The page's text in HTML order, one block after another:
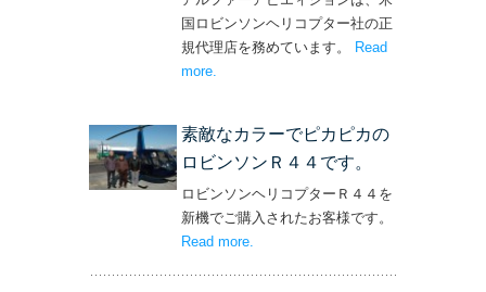
国ロビンソンヘリコプター社の正
規代理店を務めています。
Read
more
素敵なカラーでピカピカの
ロビンソンＲ４４です。
ロビンソンヘリコプターＲ４４を
新機でご購入されたお客様です。
Read more– ‘素敵なカラーでピカピカのロビン
.